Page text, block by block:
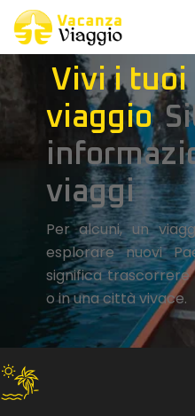
Vivi i tuoi
viaggio
viaggi
Per alcuni, un
esplorare nuovi
significa
o in una città vivace.